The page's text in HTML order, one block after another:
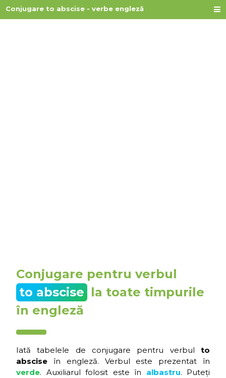
Conjugare to abscise - verbe engleză
Conjugare pentru verbul
to abscise la toate timpurile
în engleză
Iată tabelele de conjugare pentru verbul to
abscise în engleză. Verbul este prezentat în
verde. Auxiliarul folosit este în albastru. Puteți